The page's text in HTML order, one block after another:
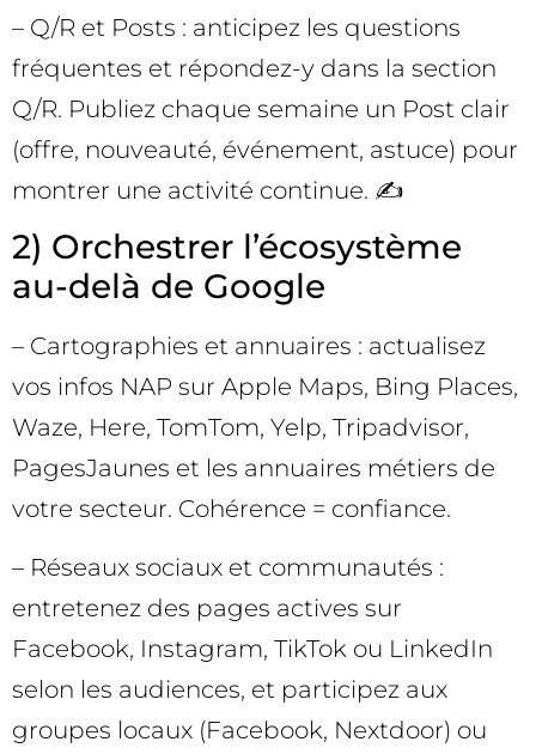
– Q/R et Posts : anticipez les questions
fréquentes et répondez-y dans la section
Q/R. Publiez chaque semaine un Post clair
(offre, nouveauté, événement, astuce) pour
montrer une activité continue. ✍️
2) Orchestrer l’écosystème
au-delà de Google
– Cartographies et annuaires : actualisez
vos infos NAP sur Apple Maps, Bing Places,
Waze, Here, TomTom, Yelp, Tripadvisor,
PagesJaunes et les annuaires métiers de
votre secteur. Cohérence = confiance.
– Réseaux sociaux et communautés :
entretenez des pages actives sur
Facebook, Instagram, TikTok ou LinkedIn
selon les audiences, et participez aux
groupes locaux (Facebook, Nextdoor) ou